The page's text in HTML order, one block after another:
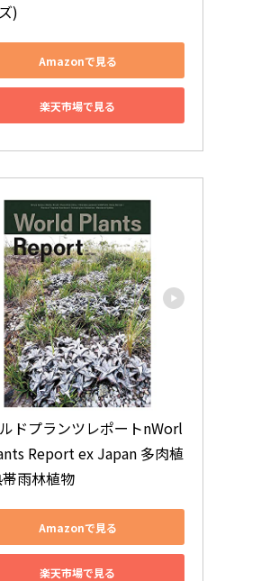
)
Amazonで見る
楽天市場で見る
ドプランツレポートnWorl
Report ex Japan 多肉植
雨林植物
Amazonで見る
楽天市場で見る